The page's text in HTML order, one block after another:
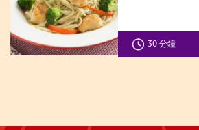
30 分鐘